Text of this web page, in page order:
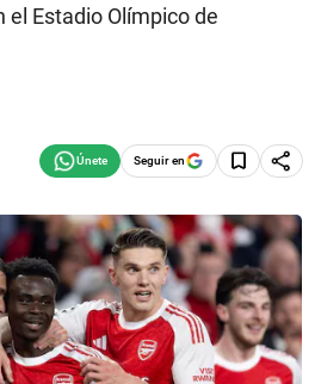
el Estadio Olímpico de
Seguir en